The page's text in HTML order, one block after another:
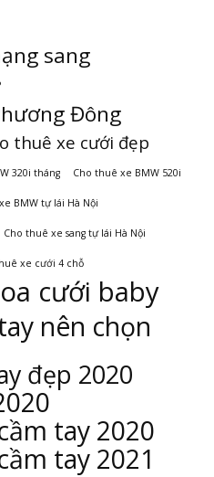
sang
Đông
thuê xe cưới đẹp
320i tháng Cho thuê xe BMW 520i
BMW tự lái Hà Nội
Cho thuê xe sang tự lái Hà Nội
xe cưới 4 chỗ
cưới baby
nên chọn
đẹp 2020
tay 2020
tay 2021